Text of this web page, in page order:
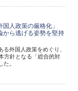
人政策の厳格化」
から逃げる姿勢を堅持
外国人政策をめぐり、
方針となる「総合的対
。